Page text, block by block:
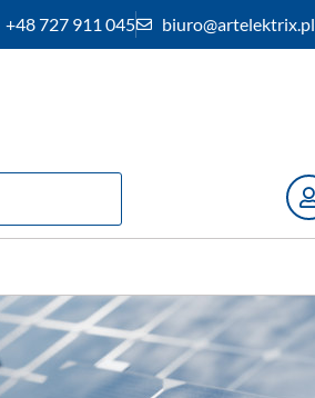
+48 727 911 045 biuro@artelektrix.pl